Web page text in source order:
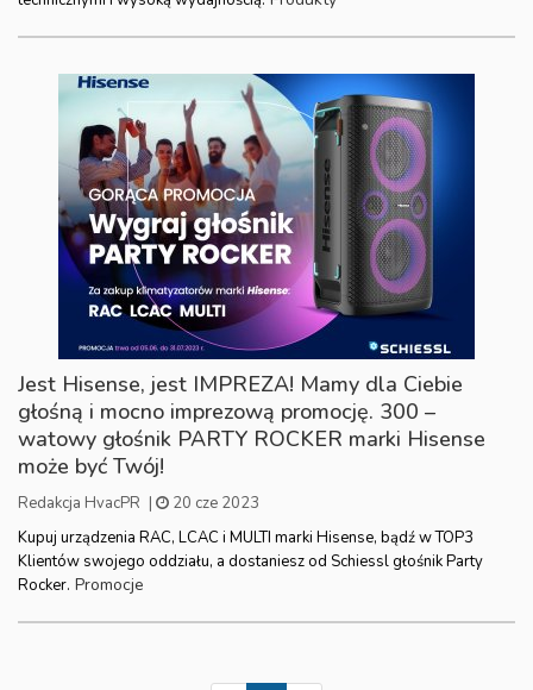
Jest Hisense, jest IMPREZA! Mamy dla Ciebie
głośną i mocno imprezową promocję. 300 –
watowy głośnik PARTY ROCKER marki Hisense
może być Twój!
Redakcja HvacPR |
20 cze 2023
Kupuj urządzenia RAC, LCAC i MULTI marki Hisense, bądź w TOP3
Klientów swojego oddziału, a dostaniesz od Schiessl głośnik Party
Rocker. Promocje